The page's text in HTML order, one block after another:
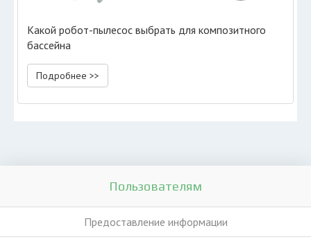
Какой робот-пылесос выбрать для композитного
бассейна
Подробнее >>
Пользователям
Предоставление информации